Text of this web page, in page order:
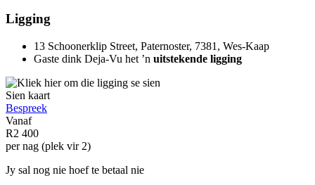
Ligging
13 Schoonerklip Street, Paternoster, 7381, Wes-Kaap
Gaste dink Deja-Vu het ’n uitstekende ligging
Sien kaart
Bespreek
Vanaf
R2 400
per nag (plek vir 2)
Jy sal nog nie hoef te betaal nie